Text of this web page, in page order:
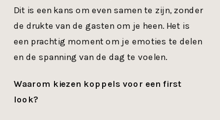
Dit is een kans om even samen te zijn, zonder
de drukte van de gasten om je heen. Het is
een prachtig moment om je emoties te delen
en de spanning van de dag te voelen.
Waarom kiezen koppels voor een first
look?